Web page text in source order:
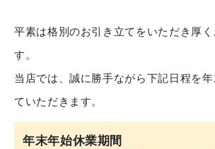
平素は格別のお引き立てをいただき厚く
す。
当店では、誠に勝手ながら下記日程を
ていただきます。
年末年始休業期間